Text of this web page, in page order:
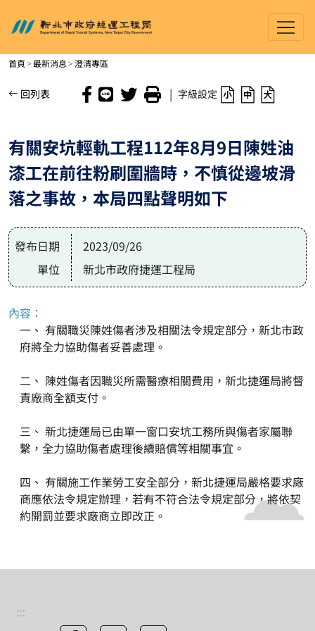
進入內容區塊
新北市政府捷運工程局
首頁 最新消息 澄清專區
| 字級設定
回列表
有關安坑輕軌工程112年8月9日陳姓油
漆工在前往粉刷圍牆時，不慎從邊坡滑
落之事故，本局四點聲明如下
發布日期
2023/09/26
單位
新北市政府捷運工程局
內容：
一、 有關職災陳姓傷者涉及相關法令規定部分，新北市政
府將全力協助傷者妥善處理。
二、 陳姓傷者因職災所需醫療相關費用，新北捷運局將督
責廠商全額支付。
三、 新北捷運局已由單一窗口安坑工務所與傷者家屬聯
繫，全力協助傷者處理後續賠償等相關事宜。
四、 有關施工作業勞工安全部分，新北捷運局嚴格要求廠
商應依法令規定辦理，若有不符合法令規定部分，將依契
約開罰並要求廠商立即改正。
:::